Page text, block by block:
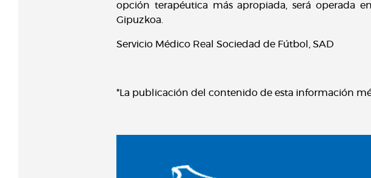
opción terapéutica más apropiada, será operada
Gipuzkoa.
Servicio Médico Real Sociedad de Fútbol, SAD
*La publicación del contenido de esta información